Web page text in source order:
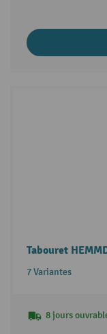
Tabouret
7 Variantes
8 jours